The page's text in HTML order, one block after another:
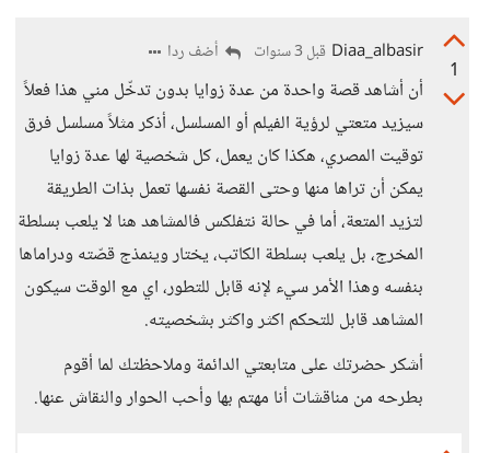
1
Diaa_albasir قبل 3 سنوات أضف ردا
أن أشاهد قصة واحدة من عدة زوايا بدون تدخّل مني هذا فعلاً
سيزيد متعتي لرؤية الفيلم أو المسلسل، أذكر مثلاً مسلسل فرق
توقيت المصري، هكذا كان يعمل، كل شخصية لها عدة زوايا
يمكن أن تراها منها وحتى القصة نفسها تعمل بذات الطريقة
لتزيد المتعة، أما في حالة نتفلكس فالمشاهد هنا لا يلعب بسلطة
المخرج، بل يلعب بسلطة الكاتب، يختار وينمذج قصّته ودراماها
بنفسه وهذا الأمر سيء لإنه قابل للتطور، اي مع الوقت سيكون
المشاهد قابل للتحكم اكثر واكثر بشخصيته.
أشكر حضرتك على متابعتي الدائمة وملاحظتك لما أقوم
بطرحه من مناقشات أنا مهتم بها وأحب الحوار والنقاش عنها.